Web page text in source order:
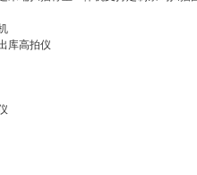
库高拍仪